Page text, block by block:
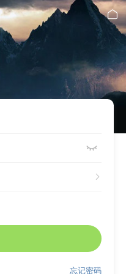



忘记密码